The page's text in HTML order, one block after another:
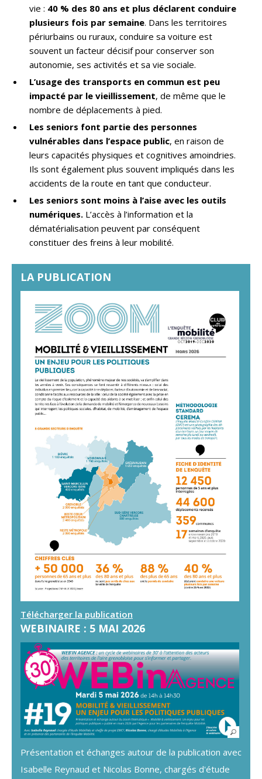
vie : 40 % des 80 ans et plus déclarent conduire
plusieurs fois par semaine. Dans les territoires
périurbains ou ruraux, conduire sa voiture est
souvent un facteur décisif pour conserver son
autonomie, ses activités et sa vie sociale.
L’usage des transports en commun est peu
impacté par le vieillissement, de même que le
nombre de déplacements à pied.
Les seniors font partie des personnes
vulnérables dans l’espace public, en raison de
leurs capacités physiques et cognitives amoindries.
Ils sont également plus souvent impliqués dans les
accidents de la route en tant que conducteur.
Les seniors sont moins à l’aise avec les outils
numériques. L’accès à l’information et la
dématérialisation peuvent par conséquent
constituer des freins à leur mobilité.
LA PUBLICATION
Télécharger la publication
WEBINAIRE : 5 MAI 2026
Présentation et échanges autour de la publication avec
Isabelle Reynaud et Nicolas Bonne, chargés d'étude